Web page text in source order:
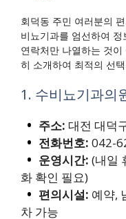
회덕동 주민 여러분의
비뇨기과를 엄선하여
연락처만 나열하는 것
히 소개하여 최적의 선
1. 수비뇨기과의
주소: 대전 대덕
전화번호: 042-
운영시간: (내일
화 확인 필요)
편의시설: 예약,
차 가능